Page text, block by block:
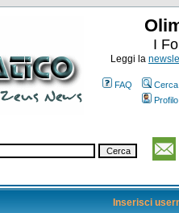
I
Leggi la
FAQ
Cerca
Profilo
Inserisci